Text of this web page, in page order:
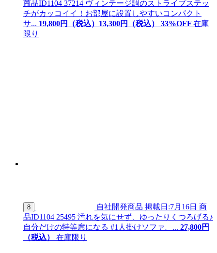
商品ID1104 37214 ヴィンテージ調のストライプステッ
チがカッコイイ！お部屋に設置しやすいコンパクト
サ... 19,800円（税込） 13,300円（税込） 33%OFF 在庫
限り
8 自社開発商品 掲載日:7月16日 商
品ID1104 25495 汚れを気にせず、ゆったりくつろげる♪
自分だけの特等席になる #1人掛けソファ。... 27,800円
（税込）
在庫限り